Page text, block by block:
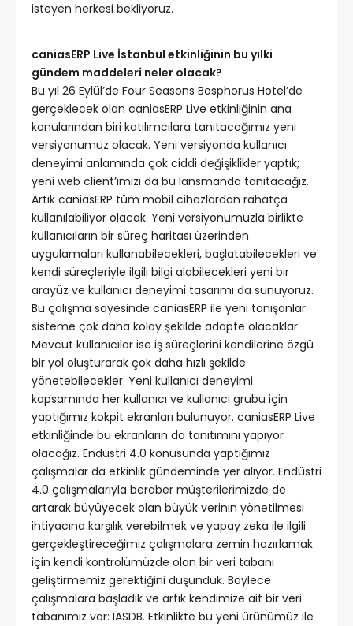
isteyen herkesi bekliyoruz.
caniasERP Live İstanbul etkinliğinin bu yılki
gündem maddeleri neler olacak?
Bu yıl 26 Eylül’de Four Seasons Bosphorus Hotel’de
gerçeklecek olan caniasERP Live etkinliğinin ana
konularından biri katılımcılara tanıtacağımız yeni
versiyonumuz olacak. Yeni versiyonda kullanıcı
deneyimi anlamında çok ciddi değişiklikler yaptık;
yeni web client’ımızı da bu lansmanda tanıtacağız.
Artık caniasERP tüm mobil cihazlardan rahatça
kullanılabiliyor olacak. Yeni versiyonumuzla birlikte
kullanıcıların bir süreç haritası üzerinden
uygulamaları kullanabilecekleri, başlatabilecekleri ve
kendi süreçleriyle ilgili bilgi alabilecekleri yeni bir
arayüz ve kullanıcı deneyimi tasarımı da sunuyoruz.
Bu çalışma sayesinde caniasERP ile yeni tanışanlar
sisteme çok daha kolay şekilde adapte olacaklar.
Mevcut kullanıcılar ise iş süreçlerini kendilerine özgü
bir yol oluşturarak çok daha hızlı şekilde
yönetebilecekler. Yeni kullanıcı deneyimi
kapsamında her kullanıcı ve kullanıcı grubu için
yaptığımız kokpit ekranları bulunuyor. caniasERP Live
etkinliğinde bu ekranların da tanıtımını yapıyor
olacağız. Endüstri 4.0 konusunda yaptığımız
çalışmalar da etkinlik gündeminde yer alıyor. Endüstri
4.0 çalışmalarıyla beraber müşterilerimizde de
artarak büyüyecek olan büyük verinin yönetilmesi
ihtiyacına karşılık verebilmek ve yapay zeka ile ilgili
gerçekleştireceğimiz çalışmalara zemin hazırlamak
için kendi kontrolümüzde olan bir veri tabanı
geliştirmemiz gerektiğini düşündük. Böylece
çalışmalara başladık ve artık kendimize ait bir veri
tabanımız var: IASDB. Etkinlikte bu yeni ürünümüz ile